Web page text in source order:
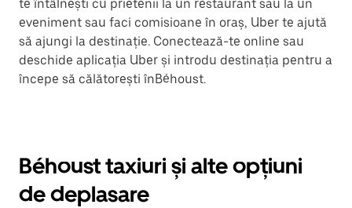
te întâlnești cu prietenii la un restaurant sau la un
eveniment sau faci comisioane în oraș, Uber te ajută
să ajungi la destinație. Conectează-te online sau
deschide aplicația Uber și introdu destinația pentru a
începe să călătorești înBéhoust.
Béhoust taxiuri și alte opțiuni
de deplasare